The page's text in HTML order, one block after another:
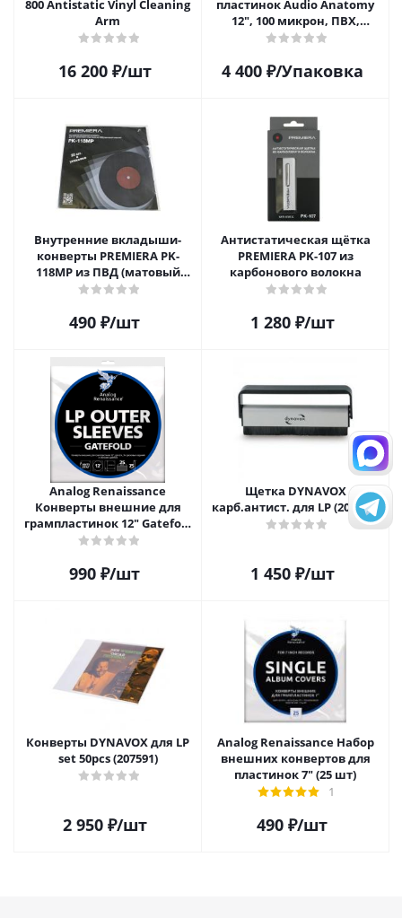
800 Antistatic Vinyl Cleaning
Arm
16 200₽/шт
пластинок Audio Anatomy
12", 100 микрон, ПВХ,
GATEFOLD (25 шт)
4 400₽/Упаковка
Внутренние вкладыши-
конверты PREMIERA PK-
118MP из ПВД (матовый
пластик) для 12" виниловых
490 ₽/шт
Антистатическая щётка
PREMIERA PK-107 из
карбонового волокна
1 280₽/шт
Analog Renaissance
Конверты внешние для
грампластинок 12" Gatefold
(25 шт)
990 ₽/шт
Щетка DYNAVOX
карб.антист. для LP (203922)
1 450₽/шт
Конверты DYNAVOX для LP
set 50pcs (207591)
2 950₽/шт
Analog Renaissance Набор
внешних конвертов для
пластинок 7" (25 шт)
1
490 ₽/шт